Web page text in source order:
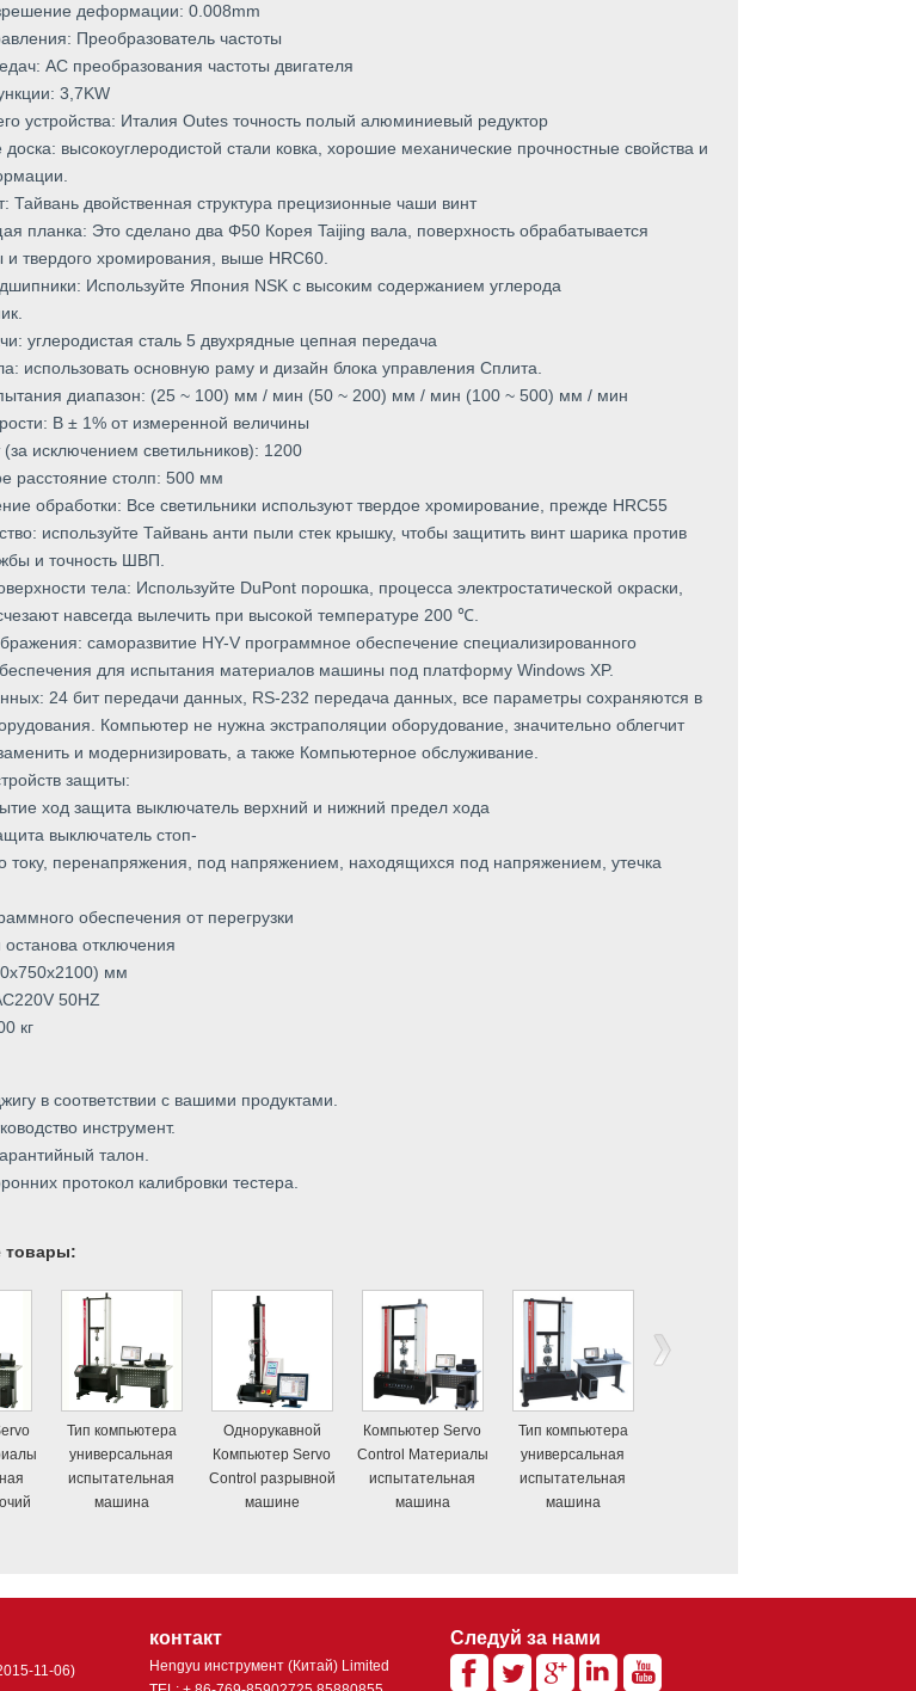
деформации: 0.008mm
Преобразователь частоты
AC преобразования частоты двигателя
3,7KW
устройства: Италия Outes точность полый алюминиевый редуктор
высокоуглеродистой стали ковка, хорошие механические прочностные свойства и
Тайвань двойственная структура прецизионные чаши винт
планка: Это сделано два Φ50 Корея Taijing вала, поверхность обрабатывается
и твердого хромирования, выше HRC60.
Используйте Япония NSK с высоким содержанием углерода
углеродистая сталь 5 двухрядные цепная передача
использовать основную раму и дизайн блока управления Сплита.
диапазон: (25 ~ 100) мм / мин (50 ~ 200) мм / мин (100 ~ 500) мм / мин
В ± 1% от измеренной величины
(за исключением светильников): 1200
расстояние столп: 500 мм
обработки: Все светильники используют твердое хромирование, прежде HRC55
используйте Тайвань анти пыли стек крышку, чтобы защитить винт шарика против
и точность ШВП.
тела: Используйте DuPont порошка, процесса электростатической окраски,
навсегда вылечить при высокой температуре 200 ℃.
саморазвитие HY-V программное обеспечение специализированного
для испытания материалов машины под платформу Windows XP.
24 бит передачи данных, RS-232 передача данных, все параметры сохраняются в
Компьютер не нужна экстраполяции оборудование, значительно облегчит
и модернизировать, а также Компьютерное обслуживание.
защиты:
ход защита выключатель верхний и нижний предел хода
выключатель стоп-
току, перенапряжения, под напряжением, находящихся под напряжением, утечка
обеспечения от перегрузки
отключения
мм
50HZ
кг
в соответствии с вашими продуктами.
инструмент.
талон.
протокол калибровки тестера.
товары:
Тип компьютера
универсальная
испытательная
машина
Однорукавной
Компьютер Servo
Control разрывной
машине
Компьютер Servo
Control Материалы
испытательная
машина
Тип компьютера
универсальная
испытательная
машина
11-06)
контакт
Hengyu инструмент (Китай) Limited
Следуй за нами